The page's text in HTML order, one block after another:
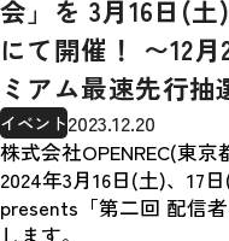
会」を 3月16日(
にて開催！ 〜12
ミアム最速先行
イベント2023.12.20
株式会社OPENREC(東
2024年3月16日(土)、17
presents「第二回 配信
します。